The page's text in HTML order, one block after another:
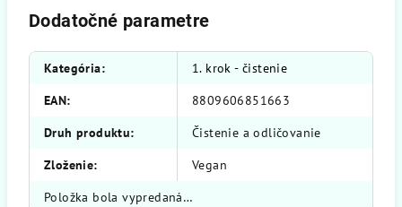
Dodatočné parametre
Kategória:
1. krok - čistenie
EAN:
8809606851663
Druh produktu:
Čistenie a odličovanie
Zloženie:
Vegan
Položka bola vypredaná…